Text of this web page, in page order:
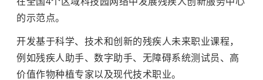
的示范点。
开发基于科学、技术和创新的残疾人未来职业课程，
例如残疾人助手、数字助手、无障碍系统测试员、高
价值作物种植专家以及现代技术职业。